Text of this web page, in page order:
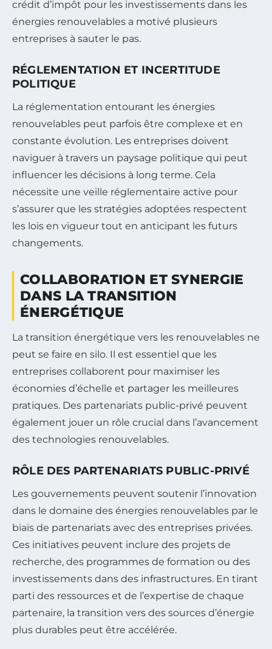
crédit d’impôt pour les investissements dans les
énergies renouvelables a motivé plusieurs
entreprises à sauter le pas.
RÉGLEMENTATION ET INCERTITUDE
POLITIQUE
La réglementation entourant les énergies
renouvelables peut parfois être complexe et en
constante évolution. Les entreprises doivent
naviguer à travers un paysage politique qui peut
influencer les décisions à long terme. Cela
nécessite une veille réglementaire active pour
s’assurer que les stratégies adoptées respectent
les lois en vigueur tout en anticipant les futurs
changements.
COLLABORATION ET SYNERGIE
DANS LA TRANSITION
ÉNERGÉTIQUE
La transition énergétique vers les renouvelables ne
peut se faire en silo. Il est essentiel que les
entreprises collaborent pour maximiser les
économies d’échelle et partager les meilleures
pratiques. Des partenariats public-privé peuvent
également jouer un rôle crucial dans l’avancement
des technologies renouvelables.
RÔLE DES PARTENARIATS PUBLIC-PRIVÉ
Les gouvernements peuvent soutenir l’innovation
dans le domaine des énergies renouvelables par le
biais de partenariats avec des entreprises privées.
Ces initiatives peuvent inclure des projets de
recherche, des programmes de formation ou des
investissements dans des infrastructures. En tirant
parti des ressources et de l’expertise de chaque
partenaire, la transition vers des sources d’énergie
plus durables peut être accélérée.